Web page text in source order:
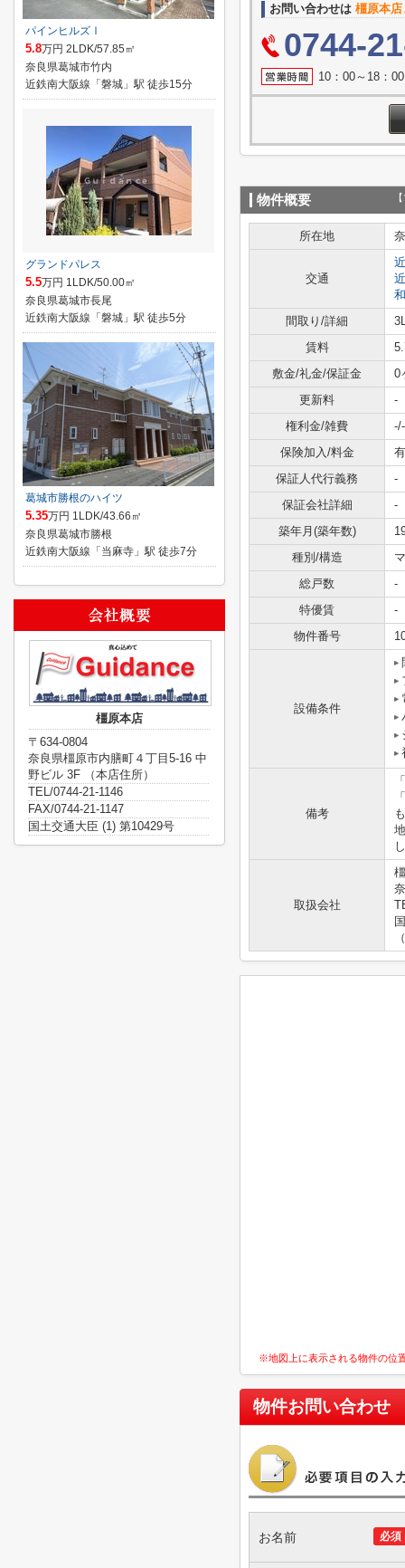
お問い合わせは 橿原本店
0744-
10：00～18：
物件概要
所在地
交通
間取り/詳細
賃料
敷金/礼金/保証金
0
更新料
-
権利金/雑費
-/-
保険加入/料金
保証人代行義務
-
保証会社詳細
-
築年月(築年数)
種別/構造
総戸数
-
特優賃
-
物件番号
設備条件
備考
取扱会社
※地図上に表示される物件の位
物件お問い合わせ
必須
お名前
パインヒルズⅠ
5.8万円 2LDK/57.85㎡
奈良県葛城市竹内
近鉄南大阪線「磐城」駅 徒歩15分
グランドパレス
5.5万円 1LDK/50.00㎡
奈良県葛城市長尾
近鉄南大阪線「磐城」駅 徒歩5分
葛城市勝根のハイツ
5.35万円 1LDK/43.66㎡
奈良県葛城市勝根
近鉄南大阪線「当麻寺」駅 徒歩7分
橿原本店
〒634-0804
奈良県橿原市内膳町４丁目5-16 中
野ビル 3F （本店住所）
TEL/0744-21-1146
FAX/0744-21-1147
国土交通大臣 (1) 第10429号